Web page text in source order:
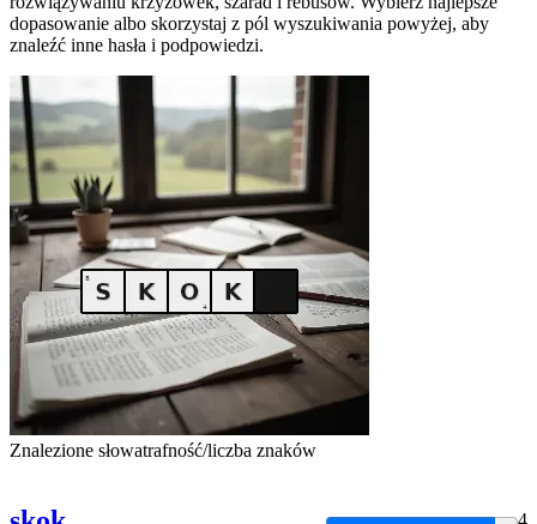
dopasowanie albo skorzystaj z pól wyszukiwania powyżej, aby
znaleźć inne hasła i podpowiedzi.
Znalezione słowatrafność/liczba znaków